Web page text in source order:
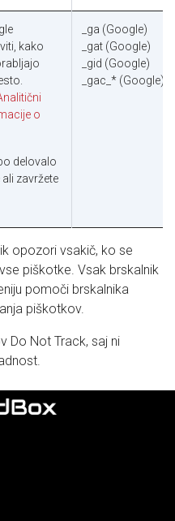
kako
o
delovalo
zavržete
_ga (Google)
_gat (Google)
_gid (Google)
_gac_* (Google)
opozori vsakič, ko se
piškotke. Vsak brskalnik
pomoči brskalnika
piškotkov.
Do Not Track, saj ni